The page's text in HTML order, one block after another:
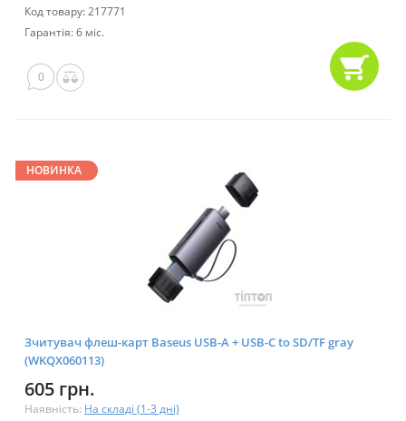
Код товару: 217771
Гарантія: 6 міс.
0
НОВИНКА
Зчитувач флеш-карт Baseus USB-A + USB-C to SD/TF gray
(WKQX060113)
605 грн.
Наявність: На складі (1-3 дні)